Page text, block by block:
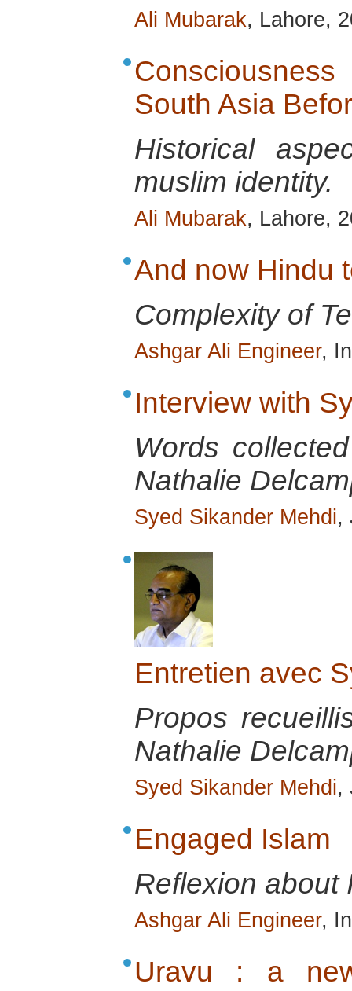
Ali Mubarak, Lahore,
South Asia
Historical
muslim identity.
Ali Mubarak, Lahore,
And now Hindu
Complexity of
Ashgar Ali Engineer,
Interview with
Words
Nathalie
Syed Sikander Mehdi,
Entretien avec
Propos
Nathalie
Syed Sikander Mehdi,
Engaged Islam
Reflexion about
Ashgar Ali Engineer,
Uravu : a